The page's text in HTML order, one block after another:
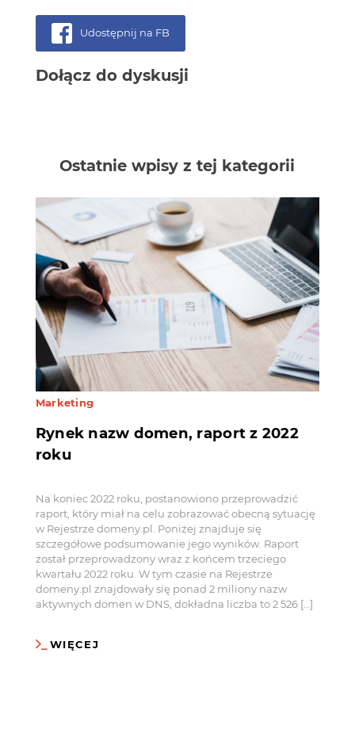
Udostępnij na FB
Dołącz do dyskusji
Ostatnie wpisy z tej kategorii
Marketing
Rynek nazw domen, raport z 2022
roku
Na koniec 2022 roku, postanowiono przeprowadzić
raport, który miał na celu zobrazować obecną sytuację
w Rejestrze domeny.pl. Poniżej znajduje się
szczegółowe podsumowanie jego wyników. Raport
został przeprowadzony wraz z końcem trzeciego
kwartału 2022 roku. W tym czasie na Rejestrze
domeny.pl znajdowały się ponad 2 miliony nazw
aktywnych domen w DNS, dokładna liczba to 2 526 […]
WIĘCEJ